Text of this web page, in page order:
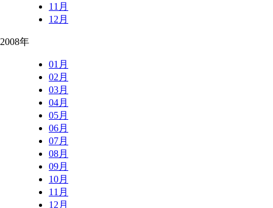
11月
12月
2008年
01月
02月
03月
04月
05月
06月
07月
08月
09月
10月
11月
12月